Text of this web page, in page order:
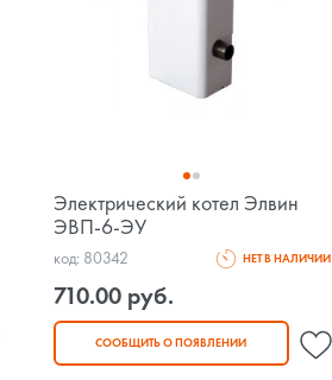
Электрический котел Элвин
ЭВП-6-ЭУ
код: 80342 НЕТ В НАЛИЧИИ
710.00 руб.
СООБЩИТЬ О ПОЯВЛЕНИИ